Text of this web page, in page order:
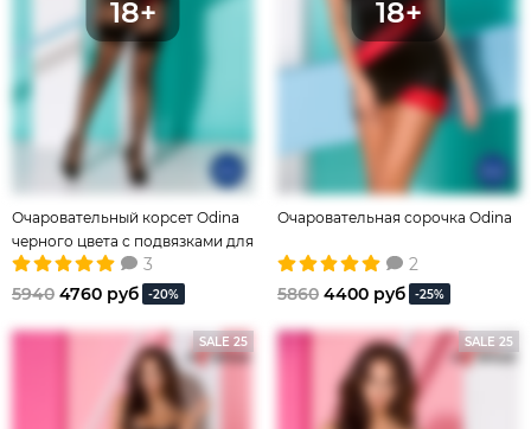
Очаровательный корсет Odina
черного цвета с подвязками для
чулок
3
5940 4760 руб -20%
Очаровательная сорочка Odina
2
5860 4400 руб -25%
SALE 25 SALE 25